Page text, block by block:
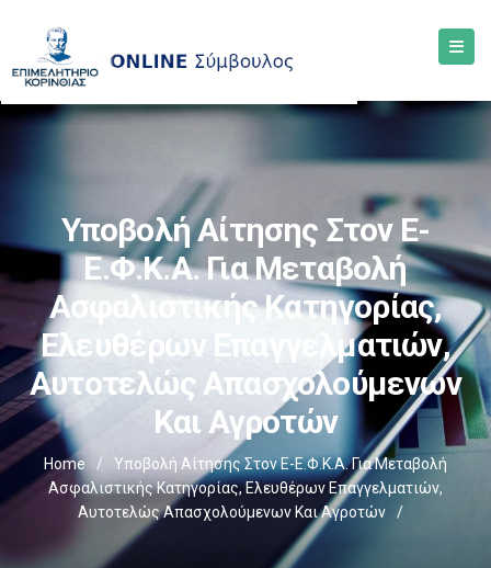
Υποβολή Αίτησης Στον E-
Ε.Φ.Κ.Α. Για Μεταβολή
Ασφαλιστικής Κατηγορίας,
Ελευθέρων Επαγγελματιών,
Αυτοτελώς Απασχολούμενων
Και Αγροτών
Home /
Υποβολή Αίτησης Στον E-Ε.Φ.Κ.Α. Για Μεταβολή
Ασφαλιστικής Κατηγορίας, Ελευθέρων Επαγγελματιών,
Αυτοτελώς Απασχολούμενων Και Αγροτών
/